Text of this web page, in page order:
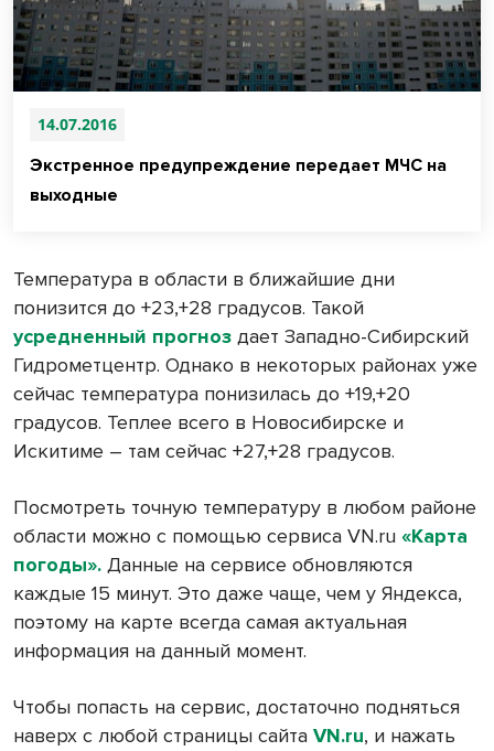
14.07.2016
Экстренное предупреждение передает МЧС на
выходные
Температура в области в ближайшие дни
понизится до +23,+28 градусов. Такой
усредненный прогноз дает Западно-Сибирский
Гидрометцентр. Однако в некоторых районах уже
сейчас температура понизилась до +19,+20
градусов. Теплее всего в Новосибирске и
Искитиме – там сейчас +27,+28 градусов.
Посмотреть точную температуру в любом районе
области можно с помощью сервиса VN.ru «Карта
погоды». Данные на сервисе обновляются
каждые 15 минут. Это даже чаще, чем у Яндекса,
поэтому на карте всегда самая актуальная
информация на данный момент.
Чтобы попасть на сервис, достаточно подняться
наверх с любой страницы сайта VN.ru, и нажать